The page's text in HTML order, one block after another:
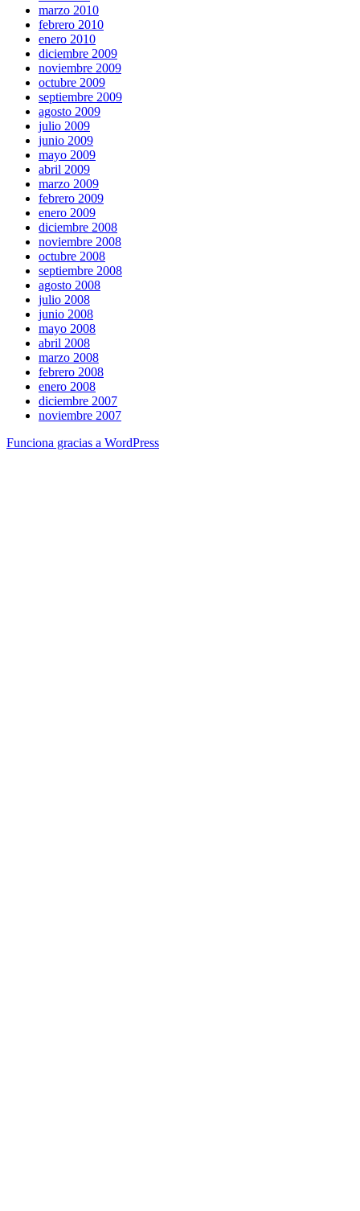
marzo 2010
febrero 2010
enero 2010
diciembre 2009
noviembre 2009
octubre 2009
septiembre 2009
agosto 2009
julio 2009
junio 2009
mayo 2009
abril 2009
marzo 2009
febrero 2009
enero 2009
diciembre 2008
noviembre 2008
octubre 2008
septiembre 2008
agosto 2008
julio 2008
junio 2008
mayo 2008
abril 2008
marzo 2008
febrero 2008
enero 2008
diciembre 2007
noviembre 2007
Funciona gracias a WordPress